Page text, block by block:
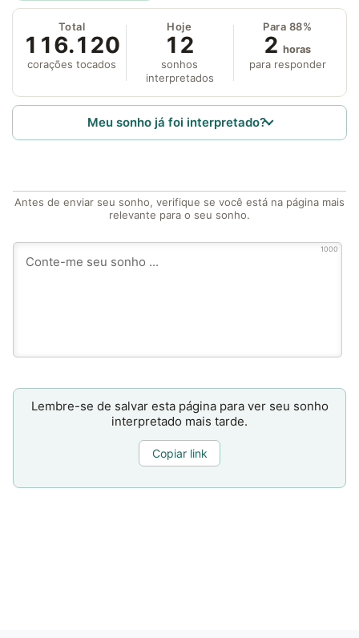
Total
116.120
corações tocados
Hoje
12
sonhos
interpretados
Para 88%
2 horas
para responder
Meu sonho já foi interpretado?
Antes de enviar seu sonho, verifique se você está na página mais
relevante para o seu sonho.
1000
Lembre-se de salvar esta página para ver seu sonho
interpretado mais tarde.
Copiar link